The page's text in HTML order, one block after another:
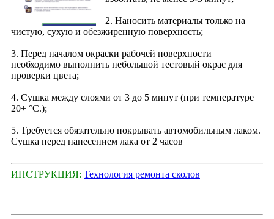
2. Наносить материалы только на
чистую, сухую и обезжиренную поверхность;
3. Перед началом окраски рабочей поверхности
необходимо выполнить небольшой тестовый окрас для
проверки цвета;
4. Сушка между слоями от 3 до 5 минут (при температуре
20+ °С.);
5. Требуется обязательно покрывать автомобильным лаком.
Сушка перед нанесением лака от 2 часов
ИНСТРУКЦИЯ: Технология ремонта сколов